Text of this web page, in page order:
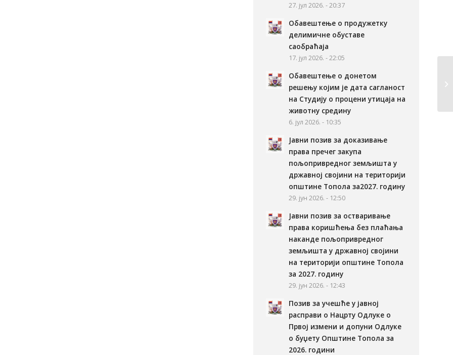
27. јул 2026. - 20:37
Обавештење о продужетку
делимичне обуставе
саобраћаја
17. јул 2026. - 22:05
Обавештење о донетом
решењу којим је дата сагланост
на Студију о процени утицаја на
животну средину
6. јул 2026. - 10:35
Јавни позив за доказивање
права пречег закупа
пољопривредног земљишта у
државној својини на територији
општине Топола за2027. годину
29. јун 2026. - 12:50
Јавни позив за остваривање
права коришћења без плаћања
наканде пољопривредног
земљишта у државној својини
на територији општине Топола
за 2027. годину
29. јун 2026. - 12:43
Позив за учешће у јавној
расправи о Нацрту Одлуке о
Првој измени и допуни Одлуке
о буџету Општине Топола за
2026. години